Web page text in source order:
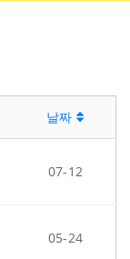
날짜
07-12
05-24